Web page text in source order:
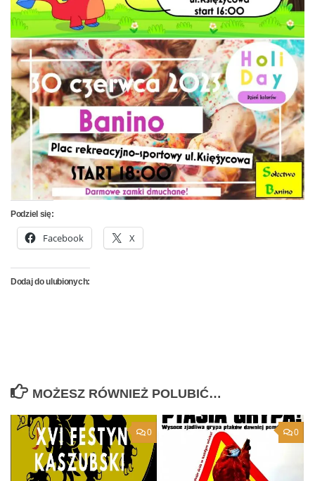
Podziel się:
Facebook X
Dodaj do ulubionych:
MOŻESZ RÓWNIEŻ POLUBIĆ…
0 0